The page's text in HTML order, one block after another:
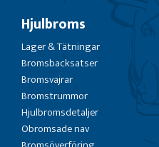
Hjulbroms
Lager & Tätningar
Bromsbacksatser
Bromsvajrar
Bromstrummor
Hjulbromsdetaljer
Obromsade nav